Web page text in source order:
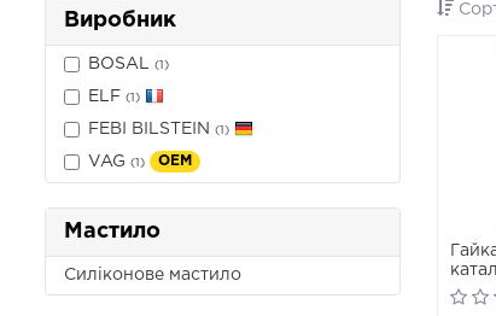
Виробник
BOSAL (1)
ELF (1)
FEBI BILSTEIN (1)
VAG (1) OEM
Мастило
Силіконове мастило